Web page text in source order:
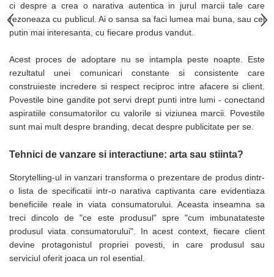
Table magnetice (whiteboard-uri)
Electronice si accesorii tech
Gadgeturi mobile
Securitate digitala
Adaptoare de calatorie
Baterii si acumulatori
Cabluri si conectivitate
Incarcatoare cu fir si auto
Ceasuri smart - Smartwatch
Baterii externe - Powerbanks
Accesorii localizare (FindMy)
Cartuse, tonere, consumabile PC
Standuri PC si suporturi
ergonomice
ci despre a crea o narativa autentica in jurul marcii tale care
rezoneaza cu publicul. Ai o sansa sa faci lumea mai buna, sau cel
putin mai interesanta, cu fiecare produs vandut.
Acest proces de adoptare nu se intampla peste noapte. Este
rezultatul unei comunicari constante si consistente care
construieste incredere si respect reciproc intre afacere si client.
Povestile bine gandite pot servi drept punti intre lumi - conectand
aspiratiile consumatorilor cu valorile si viziunea marcii. Povestile
sunt mai mult despre branding, decat despre publicitate per se.
Tehnici de vanzare si interactiune: arta sau stiinta?
Storytelling-ul in vanzari transforma o prezentare de produs dintr-
o lista de specificatii intr-o narativa captivanta care evidentiaza
beneficiile reale in viata consumatorului. Aceasta inseamna sa
treci dincolo de "ce este produsul" spre "cum imbunatateste
produsul viata consumatorului". In acest context, fiecare client
devine protagonistul propriei povesti, in care produsul sau
serviciul oferit joaca un rol esential.